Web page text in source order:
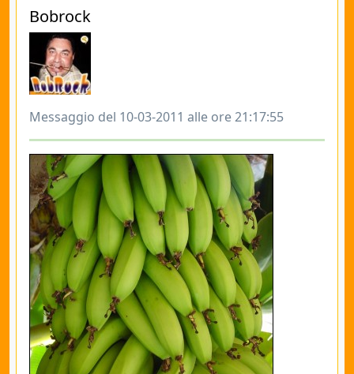
Bobrock
Messaggio del 10-03-2011 alle ore 21:17:55